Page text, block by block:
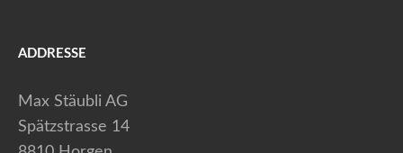
ADDRESSE
Max Stäubli AG
Spätzstrasse 14